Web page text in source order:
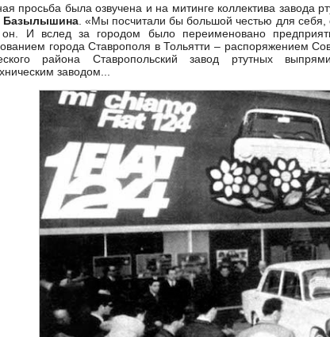
просьба была озвучена и на митинге коллектива завода
Базылышина. «Мы посчитали бы большой честью для себя,
он. И вслед за городом было переименовано
города Ставрополя в Тольятти – распоряжением
района Ставропольский завод ртутных
заводом...